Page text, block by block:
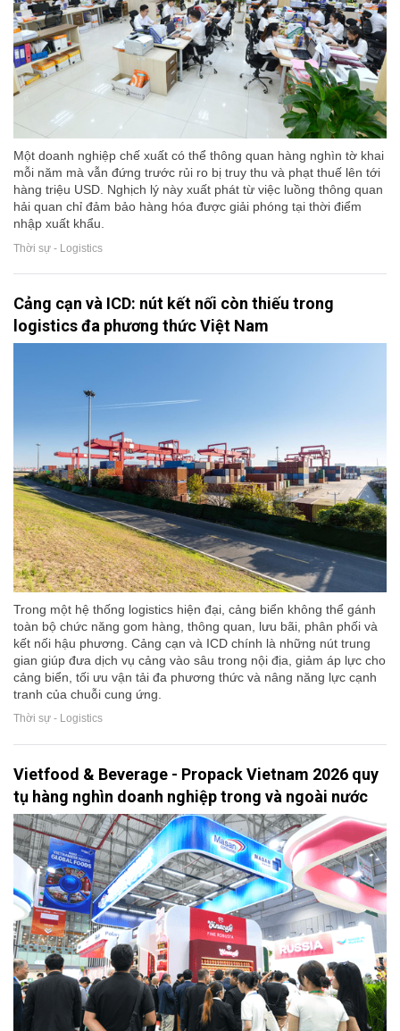
Một doanh nghiệp chế xuất có thể thông quan hàng nghìn tờ khai
mỗi năm mà vẫn đứng trước rủi ro bị truy thu và phạt thuế lên tới
hàng triệu USD. Nghịch lý này xuất phát từ việc luồng thông quan
hải quan chỉ đảm bảo hàng hóa được giải phóng tại thời điểm
nhập xuất khẩu.
Thời sự - Logistics
Cảng cạn và ICD: nút kết nối còn thiếu trong
logistics đa phương thức Việt Nam
Trong một hệ thống logistics hiện đại, cảng biển không thể gánh
toàn bộ chức năng gom hàng, thông quan, lưu bãi, phân phối và
kết nối hậu phương. Cảng cạn và ICD chính là những nút trung
gian giúp đưa dịch vụ cảng vào sâu trong nội địa, giảm áp lực cho
cảng biển, tối ưu vận tải đa phương thức và nâng năng lực cạnh
tranh của chuỗi cung ứng.
Thời sự - Logistics
Vietfood & Beverage - Propack Vietnam 2026 quy
tụ hàng nghìn doanh nghiệp trong và ngoài nước